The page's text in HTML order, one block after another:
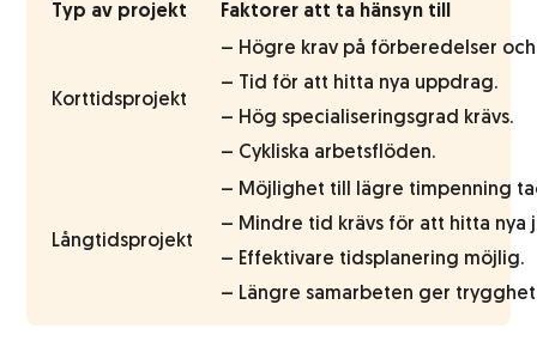
Typ av projekt Faktorer att ta hänsyn till
Korttidsprojekt
– Högre krav på förberedelser
– Tid för att hitta nya uppdrag.
– Hög specialiseringsgrad krävs.
– Cykliska arbetsflöden.
Långtidsprojekt
– Möjlighet till lägre timpenning
– Mindre tid krävs för att hitta nya
– Effektivare tidsplanering möjlig.
– Längre samarbeten ger